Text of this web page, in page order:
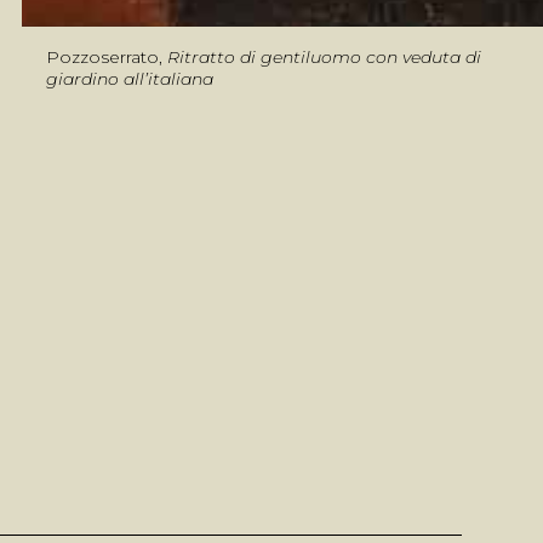
Pozzoserrato, Ritratto di gentiluomo con veduta di
giardino all’italiana